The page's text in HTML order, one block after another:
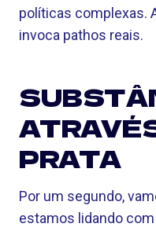
políticas complexas.
invoca pathos reais.
PRATA
Por um segundo,
estamos lidando